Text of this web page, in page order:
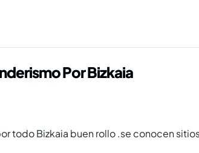
Por Bizkaia
todo Bizkaia buen rollo .se conocen